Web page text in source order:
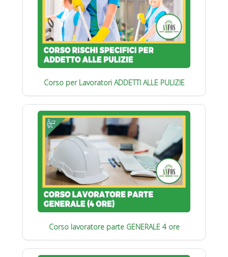
Corso per Lavoratori ADDETTI ALLE PULIZIE
Corso lavoratore parte GENERALE 4 ore